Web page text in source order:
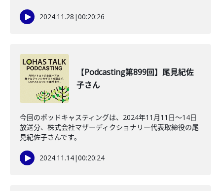
2024.11.28 |00:20:26
【Podcasting第899回】尾見紀佐
子さん
今回のポッドキャスティングは、2024年11月11日～14日
放送分、株式会社マザーディクショナリー代表取締役の尾
見紀佐子さんです。
2024.11.14|00:20:24